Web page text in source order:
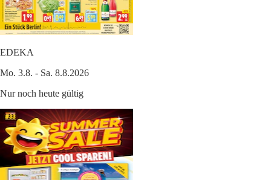
EDEKA
Mo. 3.8. - Sa. 8.8.2026
Nur noch heute gültig